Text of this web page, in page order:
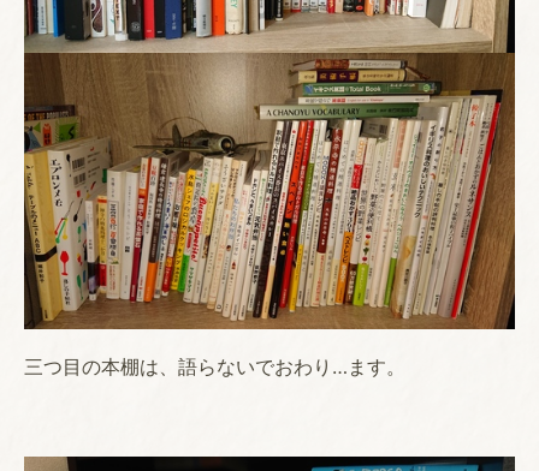
三つ目の本棚は、語らないでおわり…ます。